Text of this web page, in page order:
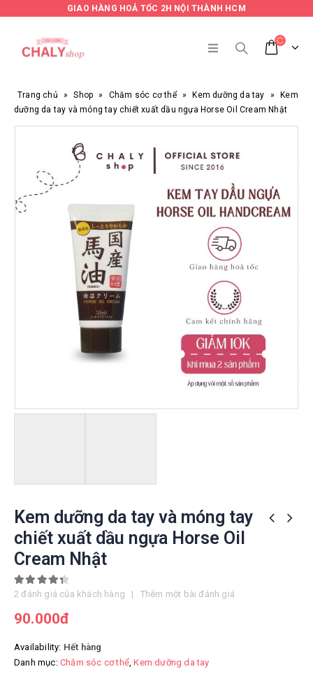
GIAO HÀNG HOẢ TỐC 2H NỘI THÀNH HCM
Trang chủ » Shop » Chăm sóc cơ thể » Kem dưỡng da tay »
Kem
dưỡng da tay và móng tay chiết xuất dầu ngựa Horse Oil Cream Nhật
Kem dưỡng da tay và móng tay
chiết xuất dầu ngựa Horse Oil
Cream Nhật
4.50out of 5
2 đánh giá của khách hàng | Thêm một bài đánh giá
90.000đ
Availability: Hết hàng
Danh mục: Chăm sóc cơ thể,Kem dưỡng da tay